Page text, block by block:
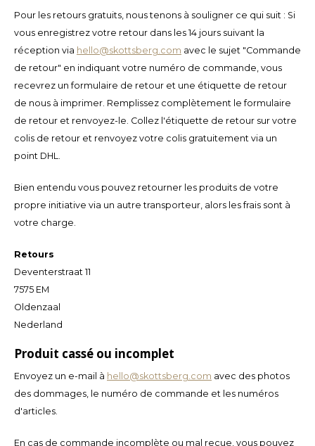
Français
CZK
HUF
Pour les retours gratuits, nous tenons à souligner ce qui suit : Si
vous enregistrez votre retour dans les 14 jours suivant la
réception via hello@skottsberg.com avec le sujet "Commande
de retour" en indiquant votre numéro de commande, vous
recevrez un formulaire de retour et une étiquette de retour
de nous à imprimer. Remplissez complètement le formulaire
de retour et renvoyez-le. Collez l'étiquette de retour sur votre
colis de retour et renvoyez votre colis gratuitement via un
point DHL.
Bien entendu vous pouvez retourner les produits de votre
propre initiative via un autre transporteur, alors les frais sont à
votre charge.
Retours
Deventerstraat 11
7575 EM
Oldenzaal
Nederland
Produit cassé ou incomplet
Envoyez un e-mail à hello@skottsberg.com avec des photos
des dommages, le numéro de commande et les numéros
d'articles.
En cas de commande incomplète ou mal reçue, vous pouvez